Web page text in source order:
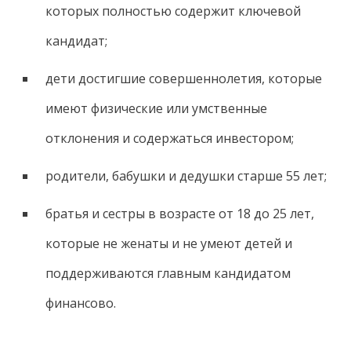
которых полностью содержит ключевой
кандидат;
дети достигшие совершеннолетия, которые
имеют физические или умственные
отклонения и содержаться инвестором;
родители, бабушки и дедушки старше 55 лет;
братья и сестры в возрасте от 18 до 25 лет,
которые не женаты и не умеют детей и
поддерживаются главным кандидатом
финансово.